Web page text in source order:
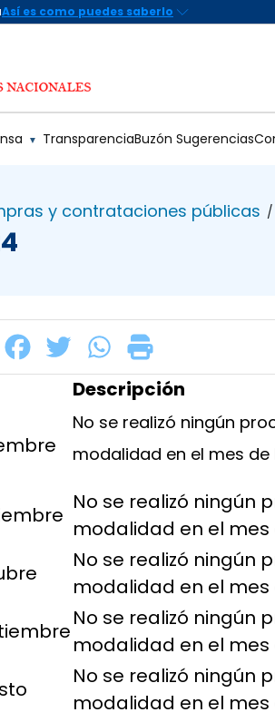
▼ TransparenciaBuzón Sugerencias
y contrataciones públicas /
Descripción
No se realizó ningún
modalidad en el mes de
No se realizó ningún
modalidad en el mes
No se realizó ningún
modalidad en el mes
No se realizó ningún
modalidad en el
No se realizó ningún
modalidad en el mes